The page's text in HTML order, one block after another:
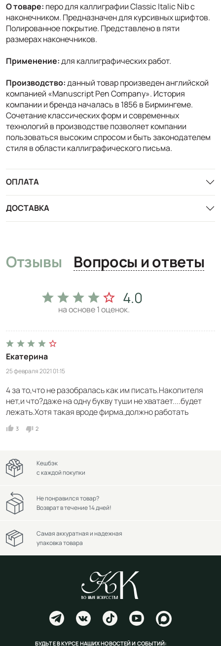
О товаре: перо для каллиграфии Classic Italic Nib с
наконечником. Предназначен для курсивных шрифтов.
Полированное покрытие. Представлено в пяти
размерах наконечников.
Применение:для каллиграфических работ.
Производство:данный товар произведен английской
компанией «Manuscript Pen Company». История
компании и бренда началась в 1856 в Бирмингеме.
Сочетание классических форм и современных
технологий в производстве позволяет компании
пользоваться высоким спросом и быть законодателем
стиля в области каллиграфического письма.
ОПЛАТА
ДОСТАВКА
Отзывы Вопросы и ответы
4.0
на основе1оценок.
Екатерина
25 февраля 2021 01:15
4 за то,что не разобралась как им писать.Накопителя
нет,и что?даже на одну букву туши не хватает....будет
лежать.Хотя такая вроде фирма,должно работать
3 2
Кешбэк
с каждой покупки
Не понравился товар?
Возврат в течение 14 дней!
Самая аккуратная и надежная
упаковка товара
БУДЬТЕ В КУРСЕ НАШИХ НОВОСТЕЙ И СОБЫТИЙ: